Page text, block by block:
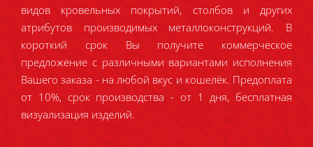
видов кровельных покрытий, столбов и других
атрибутов производимых металлоконструкций. В
короткий срок Вы получите коммерческое
предложение с различными вариантами исполнения
Вашего заказа - на любой вкус и кошелёк. Предоплата
от 10%, срок производства - от 1 дня, бесплатная
визуализация изделий.